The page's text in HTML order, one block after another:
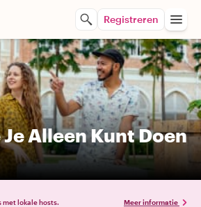
Registreren
Alleen Kunt Doen
lokale hosts. Meer informatie